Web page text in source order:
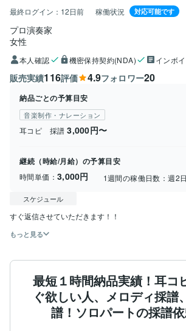
最終ログイン： 12日前 稼働状況 対応可能です
プロ演奏家
女性
本人確認 機密保持契約(NDA) インボ
販売実績116評価 4.9フォロワー20
納品ごとの予算目安
音楽制作・ナレーション
耳コピ 採譜 3,000円〜
継続（時給/月給）の予算目安
時間単価： 3,000円 1週間の稼働日数：週2日
スケジュール
すぐ返信させていただきます！！
もっと見る
最短１時間納品実績！耳コ
ぐ欲しい人、メロディ採譜
譜！ソロパートの採譜